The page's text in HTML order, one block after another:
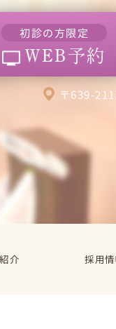
初診の方限定
WEB予約
〒639-
介 採用